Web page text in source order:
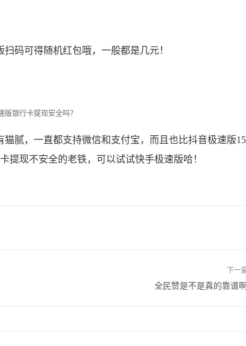
码可得随机红包哦，一般都是几元！
版银行卡提现安全吗？
腻，一直都支持微信和支付宝，而且也比抖音极速版
提现不安全的老铁，可以试试快手极速版哈！
下一
全民赞是不是真的靠谱